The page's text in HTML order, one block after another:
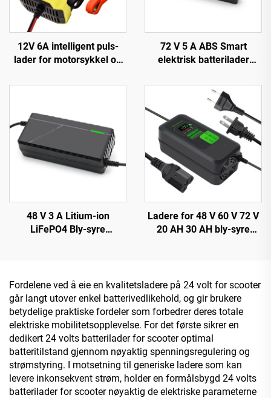
12V 6A intelligent puls-
lader for motorsykkel og
LED-skjerm, EU/US/UK
bilreparasjon
72 V 5 A ABS Smart
elektrisk batterilader
El-sykkel-lader 84 V 87,6 V
88,2 V 72 V
48 V 3 A Litium-ion
LiFePO4 Bly-syre
batterilader
Ladere for 48 V 60 V 72 V
20 AH 30 AH bly-syre
tohjulstrekk
Fordelene ved å eie en kvalitetsladere på 24 volt for scooter
går langt utover enkel batterivedlikehold, og gir brukere
betydelige praktiske fordeler som forbedrer deres totale
elektriske mobilitetsopplevelse. For det første sikrer en
dedikert 24 volts batterilader for scooter optimal
batteritilstand gjennom nøyaktig spenningsregulering og
strømstyring. I motsetning til generiske ladere som kan
levere inkonsekvent strøm, holder en formålsbygd 24 volts
batterilader for scooter nøyaktig de elektriske parameterne